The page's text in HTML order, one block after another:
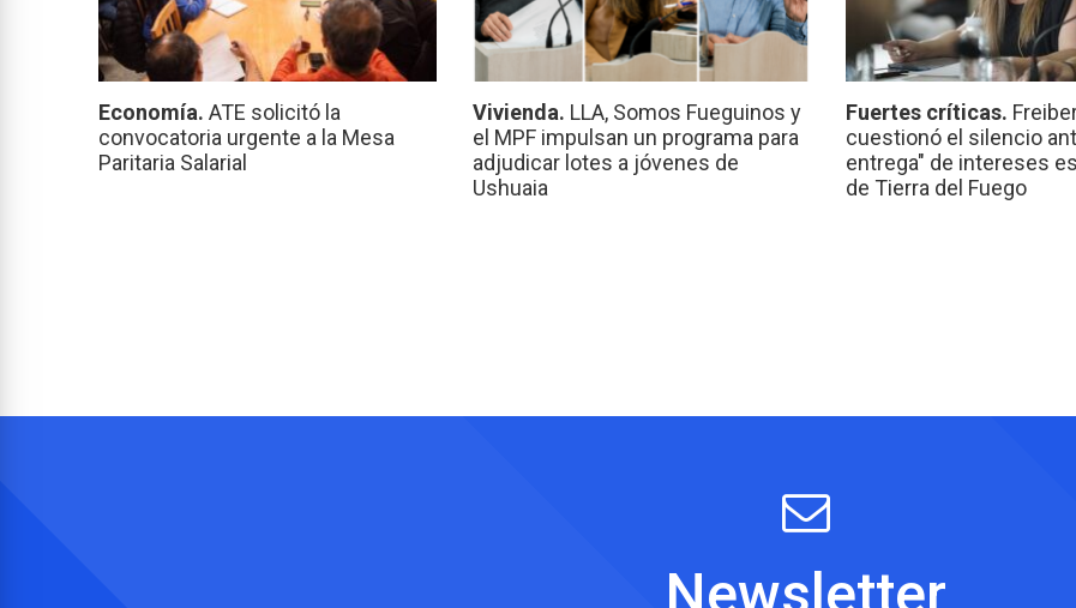
Economía. ATE solicitó la
convocatoria urgente a la Mesa
Paritaria Salarial
Vivienda. LLA, Somos Fueguinos y
el MPF impulsan un programa para
adjudicar lotes a jóvenes de
Ushuaia
Fuertes críticas.
cuestionó el silencio
entrega" de intereses
de Tierra del Fuego